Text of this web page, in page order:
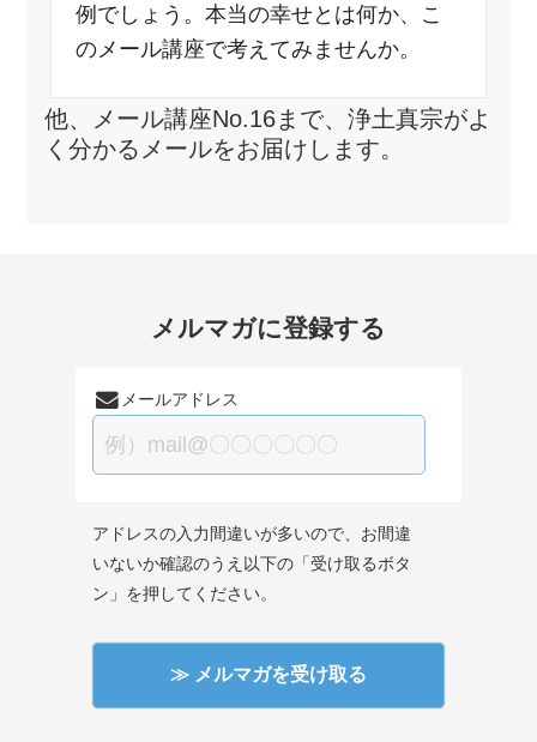
例でしょう。本当の幸せとは何か、こ
のメール講座で考えてみませんか。
他、メール講座No.16まで、浄土真宗がよ
く分かるメールをお届けします。
メルマガに登録する
メールアドレス
アドレスの入力間違いが多いので、お間違
いないか確認のうえ以下の「受け取るボタ
ン」を押してください。